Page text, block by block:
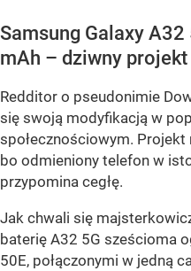
Samsung Galaxy
mAh – dziwny
Redditor o pseudonimie
się swoją modyfikacją w
społecznościowym. Projekt
bo odmieniony telefon w
przypomina cegłę.
Jak chwali się
baterię A32 5G sześcioma
50E, połączonymi w jedną